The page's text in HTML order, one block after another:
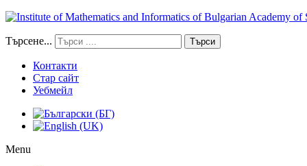
Търсене... Търси
Контакти
Стар сайт
Уебмейл
Menu